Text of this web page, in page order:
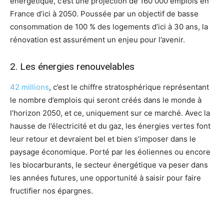
France d’ici à 2050. Poussée par un objectif de basse
consommation de 100 % des logements d’ici à 30 ans, la
rénovation est assurément un enjeu pour l’avenir.
2. Les énergies renouvelables
42 millions, c’est le chiffre stratosphérique représentant
le nombre d’emplois qui seront créés dans le monde à
l’horizon 2050, et ce, uniquement sur ce marché. Avec la
hausse de l’électricité et du gaz, les énergies vertes font
leur retour et devraient bel et bien s’imposer dans le
paysage économique. Porté par les éoliennes ou encore
les biocarburants, le secteur énergétique va peser dans
les années futures, une opportunité à saisir pour faire
fructifier nos épargnes.